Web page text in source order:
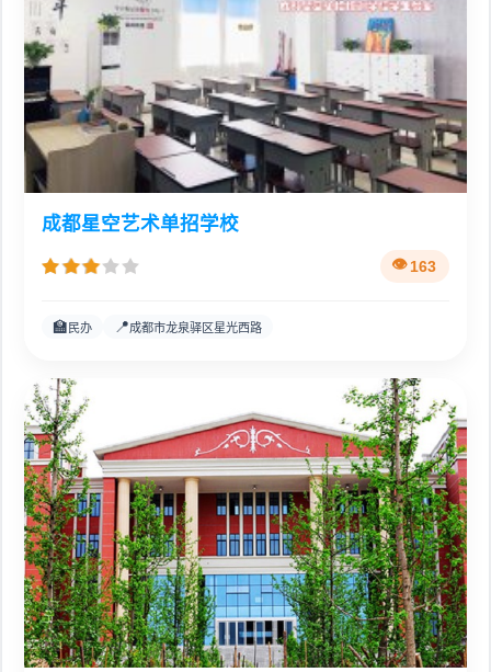
成都星空艺术单招学校
163
🏫 民办 📍成都市龙泉驿区星光西路